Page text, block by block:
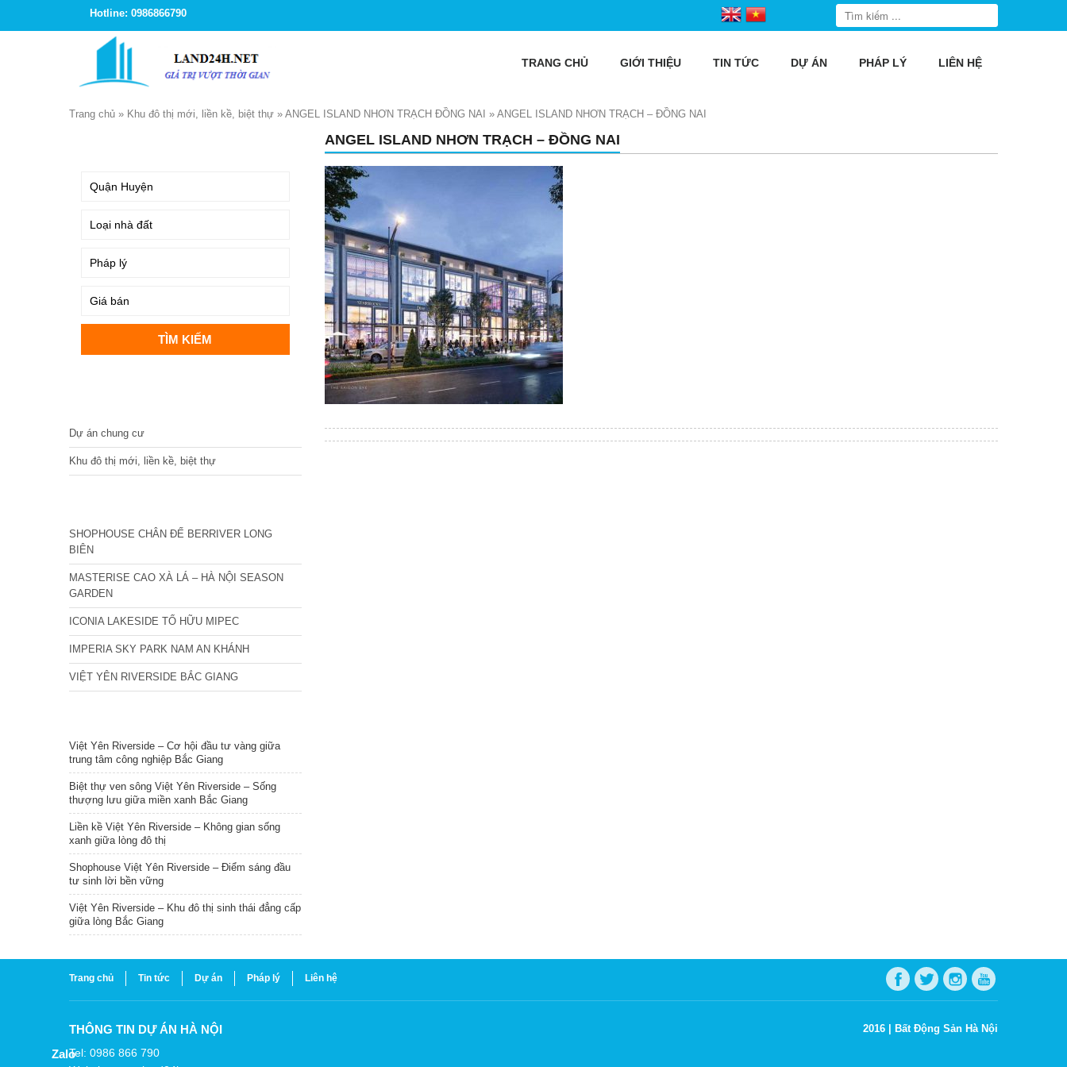
Hotline: 0986866790
TRANG CHỦ GIỚI THIỆU TIN TỨC DỰ ÁN PHÁP LÝ LIÊN HỆ
Trang chủ » Khu đô thị mới, liền kề, biệt thự » ANGEL ISLAND NHƠN TRẠCH ĐỒNG NAI » ANGEL ISLAND NHƠN TRẠCH – ĐỒNG NAI
ANGEL ISLAND NHƠN TRẠCH – ĐỒNG NAI
Dự án chung cư
Khu đô thị mới, liền kề, biệt thự
SHOPHOUSE CHÂN ĐẾ BERRIVER LONG
BIÊN
MASTERISE CAO XÀ LÁ – HÀ NỘI SEASON
GARDEN
ICONIA LAKESIDE TỐ HỮU MIPEC
IMPERIA SKY PARK NAM AN KHÁNH
VIỆT YÊN RIVERSIDE BẮC GIANG
Việt Yên Riverside – Cơ hội đầu tư vàng giữa
trung tâm công nghiệp Bắc Giang
Biệt thự ven sông Việt Yên Riverside – Sống
thượng lưu giữa miền xanh Bắc Giang
Liền kề Việt Yên Riverside – Không gian sống
xanh giữa lòng đô thị
Shophouse Việt Yên Riverside – Điểm sáng đầu
tư sinh lời bền vững
Việt Yên Riverside – Khu đô thị sinh thái đẳng cấp
giữa lòng Bắc Giang
Trang chủ Tin tức Dự án Pháp lý Liên hệ
THÔNG TIN DỰ ÁN HÀ NỘI
Tel: 0986 866 790
2016 | Bất Động Sản Hà Nội
Zalo